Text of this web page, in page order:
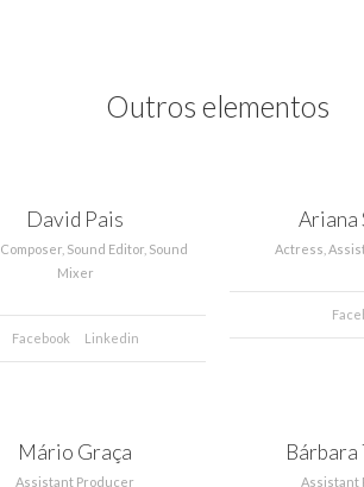
Outros elementos
David Pais
Sound Editor, Sound
Mixer
Facebook Linkedin
Ariana
Actress,
Mário Graça
Assistant Producer
Bárbara
Assistant